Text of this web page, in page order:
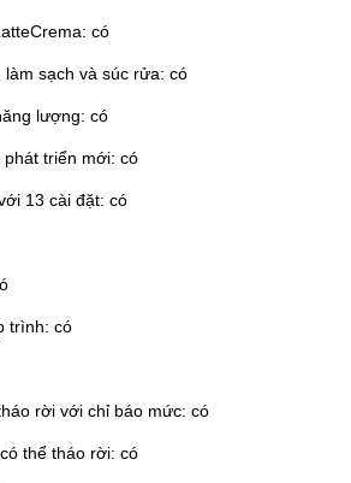
có
sạch và súc rửa: có
lượng: có
triển mới: có
13 cài đặt: có
trình: có
rời với chỉ báo mức: có
thể tháo rời: có